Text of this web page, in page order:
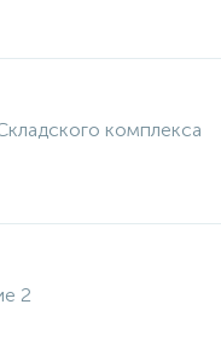
комплекса
2